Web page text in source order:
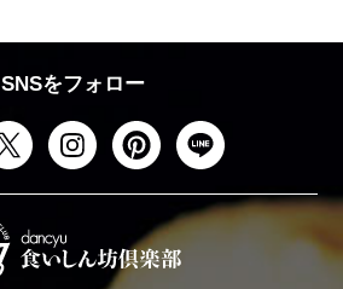
SNSをフォロー